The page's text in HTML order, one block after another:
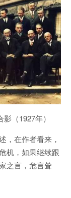
（1927年）
，在作者看来，
机，如果继续跟
之言，危言耸